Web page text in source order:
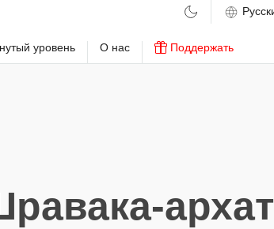
уровень О нас Поддержать
архат